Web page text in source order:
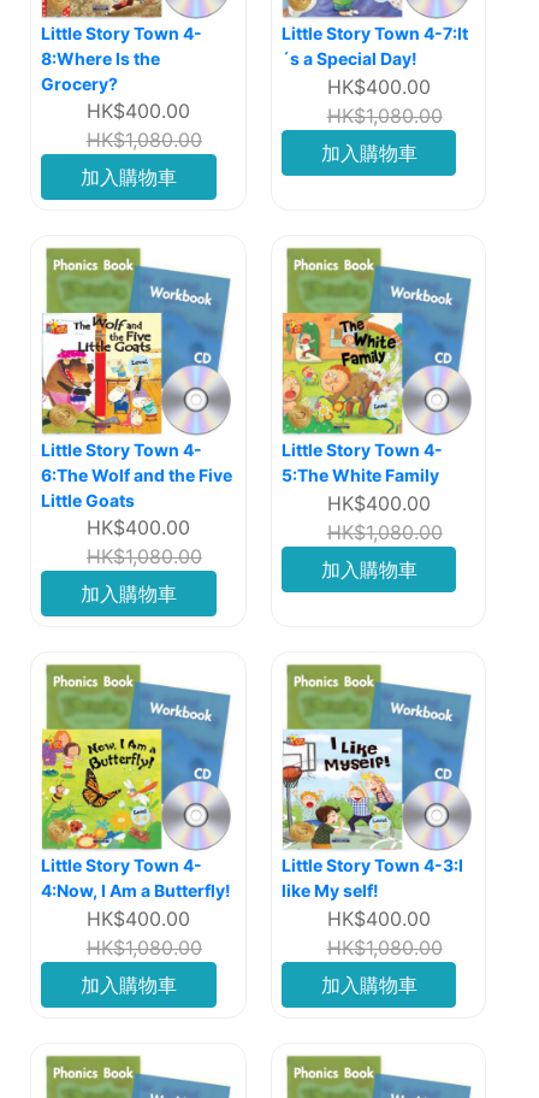
Little Story Town 4-
8:Where Is the
Grocery?
HK$400.00
HK$1,080.00
加入購物車
Little Story Town 4-7:It
´s a Special Day!
HK$400.00
HK$1,080.00
加入購物車
Little Story Town 4-
6:The Wolf and the Five
Little Goats
HK$400.00
HK$1,080.00
加入購物車
Little Story Town 4-
5:The White Family
HK$400.00
HK$1,080.00
加入購物車
Little Story Town 4-
4:Now, I Am a Butterfly!
HK$400.00
HK$1,080.00
加入購物車
Little Story Town 4-3:I
like My self!
HK$400.00
HK$1,080.00
加入購物車